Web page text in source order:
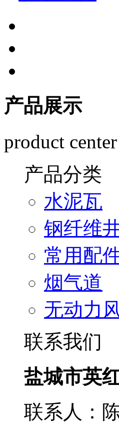
产品展示
product center
产品分类
水泥瓦
钢纤维
常用配
烟气道
无动力
联系我们
盐城市英
联系人：